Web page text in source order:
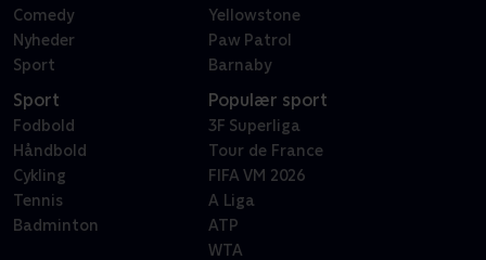
Comedy
Nyheder
Sport
Yellowstone
Paw Patrol
Barnaby
Sport
Fodbold
Håndbold
Cykling
Tennis
Badminton
Populær sport
3F Superliga
Tour de France
FIFA VM 2026
A Liga
ATP
WTA